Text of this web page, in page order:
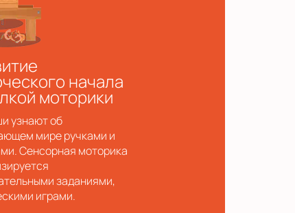
начала
моторики
узнают об
мире ручками и
Сенсорная моторика
заданиями,
играми.